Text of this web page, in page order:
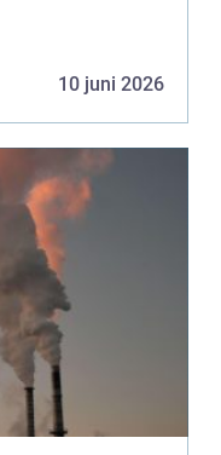
10 juni 2026